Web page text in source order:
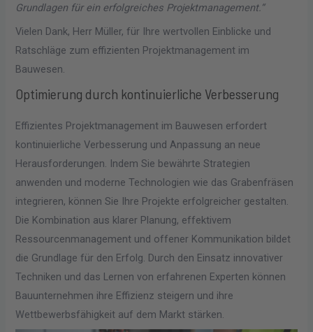
Grundlagen für ein erfolgreiches Projektmanagement.“
Vielen Dank, Herr Müller, für Ihre wertvollen Einblicke und
Ratschläge zum effizienten Projektmanagement im
Bauwesen.
Optimierung durch kontinuierliche Verbesserung
Effizientes Projektmanagement im Bauwesen erfordert
kontinuierliche Verbesserung und Anpassung an neue
Herausforderungen. Indem Sie bewährte Strategien
anwenden und moderne Technologien wie das Grabenfräsen
integrieren, können Sie Ihre Projekte erfolgreicher gestalten.
Die Kombination aus klarer Planung, effektivem
Ressourcenmanagement und offener Kommunikation bildet
die Grundlage für den Erfolg. Durch den Einsatz innovativer
Techniken und das Lernen von erfahrenen Experten können
Bauunternehmen ihre Effizienz steigern und ihre
Wettbewerbsfähigkeit auf dem Markt stärken.